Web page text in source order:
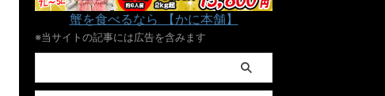
蟹を食べるなら 【かに本舗】
※当サイトの記事には広告を含みます